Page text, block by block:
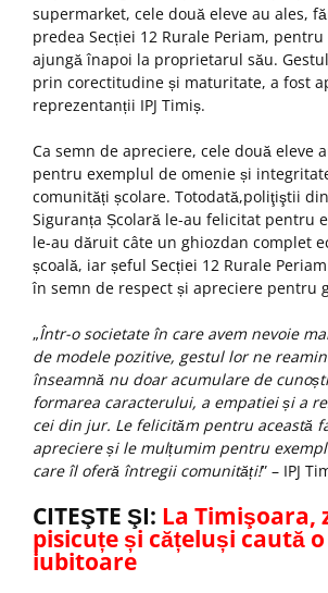
supermarket, cele două eleve au ales,
predea Secției 12 Rurale Periam, pentru
ajungă înapoi la proprietarul său.
prin corectitudine și maturitate, a fost
reprezentanții IPJ Timiș.
Ca semn de apreciere, cele două eleve
pentru exemplul de omenie și
comunități școlare. Totodată,poliţiştii
Siguranța Școlară le-au felicitat pentru
le-au dăruit câte un ghiozdan complet
școală, iar șeful Secției 12 Rurale
în semn de respect și apreciere pentru
„Într-o societate în care avem nevoie
de modele pozitive, gestul lor ne
înseamnă nu doar acumulare de
formarea caracterului, a empatiei și a
cei din jur. Le felicităm pentru această
apreciere și le mulțumim pentru
care îl oferă întregii comunități!” – IPJ
CITEŞTE ŞI: La Timişoara,
pisicuțe și cățeluși caută
iubitoare